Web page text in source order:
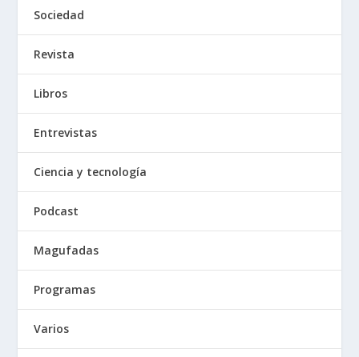
Sociedad
Revista
Libros
Entrevistas
Ciencia y tecnología
Podcast
Magufadas
Programas
Varios